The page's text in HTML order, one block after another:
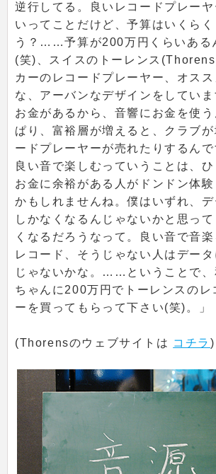
逆行してる。良いレコードプレー
いってことだけど、予算はいくらく
う？……予算が200万円くらいある
(笑)、スイスのトーレンス
カーのレコードプレーヤー、オス
な、アーバンなデザインをしてい
お金があるから、音響にお金を使
ぱり、富裕層が増えると、クラブ
ードプレーヤーが売れたりするん
良い音で楽しむっていうことは、ひ
お金に余裕がある人がドンドン体
かもしれませんね。僕はいずれ、
しかなくなるんじゃないかと思っ
くなるだろうなって。良い音で音
レコード、そうじゃない人はデー
じゃないかな。……ということで
ちゃんに200万円でトーレンスのレ
ーを買ってもらって下さい(笑)。」
(Thorensのウェブサイトは コチラ)